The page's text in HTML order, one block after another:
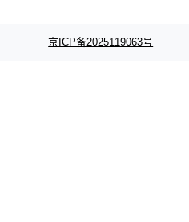
京ICP备2025119063号